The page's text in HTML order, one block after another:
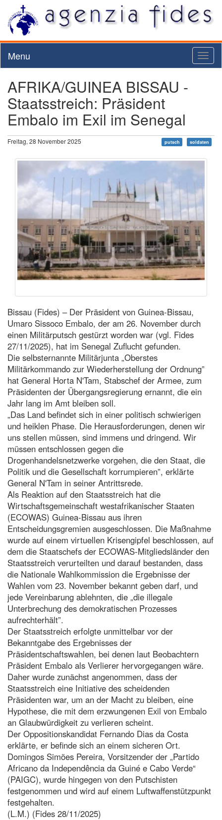
Menu
AFRIKA/GUINEA BISSAU -
Staatsstreich: Präsident
Embalo im Exil im Senegal
Freitag, 28 November 2025 putsch soldaten
Bissau (Fides) – Der Präsident von Guinea-Bissau,
Umaro Sissoco Embalo, der am 26. November durch
einen Militärputsch gestürzt worden war (vgl. Fides
27/11/2025), hat im Senegal Zuflucht gefunden.
Die selbsternannte Militärjunta „Oberstes
Militärkommando zur Wiederherstellung der Ordnung”
hat General Horta N'Tam, Stabschef der Armee, zum
Präsidenten der Übergangsregierung ernannt, die ein
Jahr lang im Amt bleiben soll.
„Das Land befindet sich in einer politisch schwierigen
und heiklen Phase. Die Herausforderungen, denen wir
uns stellen müssen, sind immens und dringend. Wir
müssen entschlossen gegen die
Drogenhandelsnetzwerke vorgehen, die den Staat, die
Politik und die Gesellschaft korrumpieren”, erklärte
General N'Tam in seiner Antrittsrede.
Als Reaktion auf den Staatsstreich hat die
Wirtschaftsgemeinschaft westafrikanischer Staaten
(ECOWAS) Guinea-Bissau aus ihren
Entscheidungsgremien ausgeschlossen. Die Maßnahme
wurde auf einem virtuellen Krisengipfel beschlossen, auf
dem die Staatschefs der ECOWAS-Mitgliedsländer den
Staatsstreich verurteilten und darauf bestanden, dass
die Nationale Wahlkommission die Ergebnisse der
Wahlen vom 23. November bekannt geben darf, und
jede Vereinbarung ablehnten, die „die illegale
Unterbrechung des demokratischen Prozesses
aufrechterhält”.
Der Staatsstreich erfolgte unmittelbar vor der
Bekanntgabe des Ergebnisses der
Präsidentschaftswahlen, bei denen laut Beobachtern
Präsident Embalo als Verlierer hervorgegangen wäre.
Daher wurde zunächst angenommen, dass der
Staatsstreich eine Initiative des scheidenden
Präsidenten war, um an der Macht zu bleiben, eine
Hypothese, die mit dem erzwungenen Exil von Embalo
an Glaubwürdigkeit zu verlieren scheint.
Der Oppositionskandidat Fernando Dias da Costa
erklärte, er befinde sich an einem sicheren Ort.
Domingos Simões Pereira, Vorsitzender der „Partido
Africano da Independência da Guiné e Cabo Verde“
(PAIGC), wurde hingegen von den Putschisten
festgenommen und wird auf einem Luftwaffenstützpunkt
festgehalten.
(L.M.) (Fides 28/11/2025)